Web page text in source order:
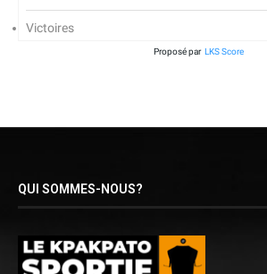
Victoires
Proposé par LKS Score
QUI SOMMES-NOUS?